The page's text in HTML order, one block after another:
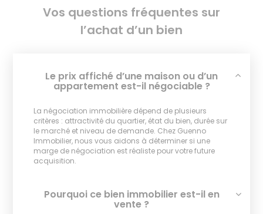
Vos questions fréquentes sur
l’achat d’un bien
Le prix affiché d’une maison ou d’un
appartement est-il négociable ?
La négociation immobilière dépend de plusieurs
critères : attractivité du quartier, état du bien, durée sur
le marché et niveau de demande. Chez Guenno
Immobilier, nous vous aidons à déterminer si une
marge de négociation est réaliste pour votre future
acquisition.
Pourquoi ce bien immobilier est-il en
vente ?